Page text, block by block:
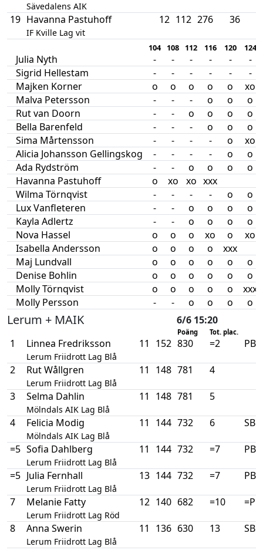
Sävedalens AIK
19 Havanna Pastuhoff
IF Kville Lag vit
12 112 276 36
104 108 112 116 120 124
Julia Nyth - - - - -
-
Sigrid Hellestam
- - - - -
-
Majken Korner
o o o o o
xo
Malva Petersson
- - - o o
o
Rut van Doorn
- - o o o
o
Bella Barenfeld
- - - o o
o
Sima Mårtensson
- - - - o
xo
Alicia Johansson Gellingskog
- - - - o
o
Ada Rydström
- - o o o
o
Havanna Pastuhoff
o xo xo xxx
Wilma Törnqvist
- - - - o
o
Lux Vanfleteren
- - o o o
o
Kayla Adlertz
- - o o o
o
Nova Hassel
o o o xo o
xo
Isabella Andersson
o o o o
xxx
Maj Lundvall
o o o o o
o
Denise Bohlin
o o o o o
o
Molly Törnqvist
o o o o o
xxx
Molly Persson
- - o o o o
Lerum + MAIK 6/6 15:20
Poäng Tot. plac.
1 Linnea Fredriksson
Lerum Friidrott Lag Blå
11 152 830 =2 PB
2 Rut Wållgren
Lerum Friidrott Lag Blå
11 148 781 4
3 Selma Dahlin
Mölndals AIK Lag Blå
11 148 781 5
4 Felicia Modig
Mölndals AIK Lag Blå
11 144 732 6 SB
=5 Sofia Dahlberg
Lerum Friidrott Lag Blå
11 144 732 =7 PB
=5 Julia Fernhall
Lerum Friidrott Lag Blå
13 144 732 =7 PB
7 Melanie Fatty
Lerum Friidrott Lag Röd
12 140 682 =10 =PB
8 Anna Swerin
Lerum Friidrott Lag Blå
11 136 630 13 SB